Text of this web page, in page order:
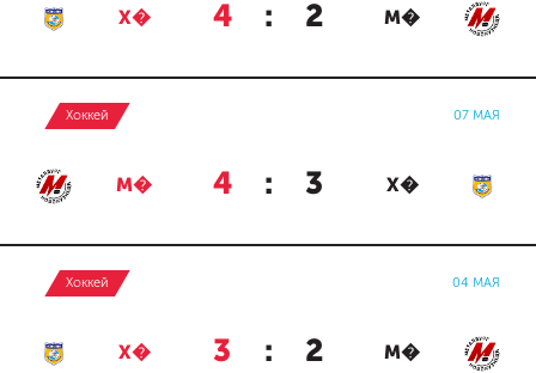
Х� 4 : 2 М�
Хоккей 07 МАЯ
М� 4 : 3 Х�
Хоккей 04 МАЯ
Х� 3 : 2 М�